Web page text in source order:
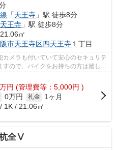
「天王寺 」駅 徒歩8分
天王寺 」駅 徒歩8分
㎡
市天王寺区四天王寺 １丁目
メラも付いていて安心のセキュリテ
万円 (管理費等：5,000円 )
0万円 礼金
1ヶ月
1K / 21.06㎡
全Ⅴ